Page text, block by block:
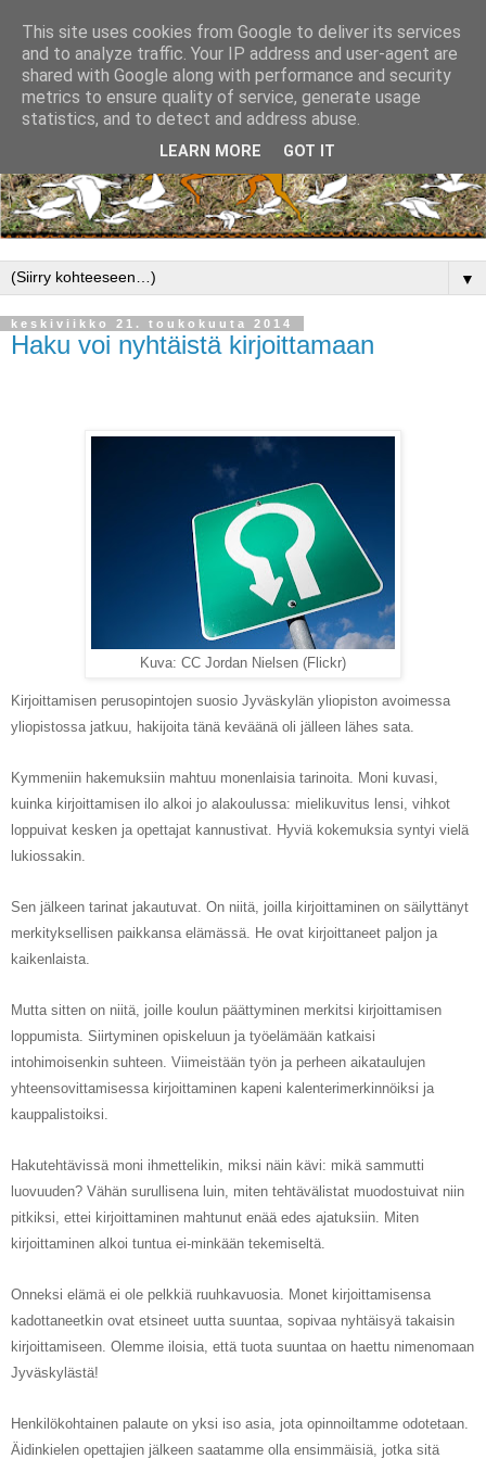
▼
keskiviikko 21. toukokuuta 2014
Haku voi nyhtäistä kirjoittamaan
Kuva: CC Jordan Nielsen (Flickr)
Kirjoittamisen perusopintojen suosio Jyväskylän yliopiston avoimessa
yliopistossa jatkuu, hakijoita tänä keväänä oli jälleen lähes sata.
Kymmeniin hakemuksiin mahtuu monenlaisia tarinoita. Moni kuvasi,
kuinka kirjoittamisen ilo alkoi jo alakoulussa: mielikuvitus lensi, vihkot
loppuivat kesken ja opettajat kannustivat. Hyviä kokemuksia syntyi vielä
lukiossakin.
Sen jälkeen tarinat jakautuvat. On niitä, joilla kirjoittaminen on säilyttänyt
merkityksellisen paikkansa elämässä. He ovat kirjoittaneet paljon ja
kaikenlaista.
Mutta sitten on niitä, joille koulun päättyminen merkitsi kirjoittamisen
loppumista. Siirtyminen opiskeluun ja työelämään katkaisi
intohimoisenkin suhteen. Viimeistään työn ja perheen aikataulujen
yhteensovittamisessa kirjoittaminen kapeni kalenterimerkinnöiksi ja
kauppalistoiksi.
Hakutehtävissä moni ihmettelikin, miksi näin kävi: mikä sammutti
luovuuden? Vähän surullisena luin, miten tehtävälistat muodostuivat niin
pitkiksi, ettei kirjoittaminen mahtunut enää edes ajatuksiin. Miten
kirjoittaminen alkoi tuntua ei-minkään tekemiseltä.
Onneksi elämä ei ole pelkkiä ruuhkavuosia. Monet kirjoittamisensa
kadottaneetkin ovat etsineet uutta suuntaa, sopivaa nyhtäisyä takaisin
kirjoittamiseen. Olemme iloisia, että tuota suuntaa on haettu nimenomaan
Jyväskylästä!
Henkilökohtainen palaute on yksi iso asia, jota opinnoiltamme odotetaan.
Äidinkielen opettajien jälkeen saatamme olla ensimmäisiä, jotka sitä
This site uses cookies from Google to deliver its services
and to analyze traffic. Your IP address and user-agent are
shared with Google along with performance and security
metrics to ensure quality of service, generate usage
statistics, and to detect and address abuse.
LEARN MORE GOT IT